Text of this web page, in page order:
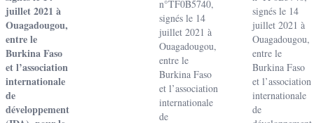
juillet 2021 à
Ouagadougou,
entre le
Burkina Faso
et l’association
internationale
de
développement
n°TF0B5740,
signés le 14
juillet 2021 à
Ouagadougou,
entre le
Burkina Faso
et l’association
internationale
de
signés le 14
juillet 2021 à
Ouagadougou,
entre le
Burkina Faso
et l’association
internationale
de